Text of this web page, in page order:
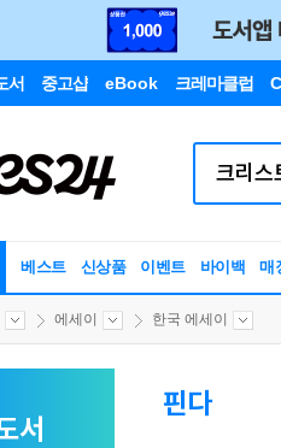
서 중고샵 eBook 크레마클럽
베스트 신상품 이벤트 바이백 매
에세이 한국 에세이
서
핀다